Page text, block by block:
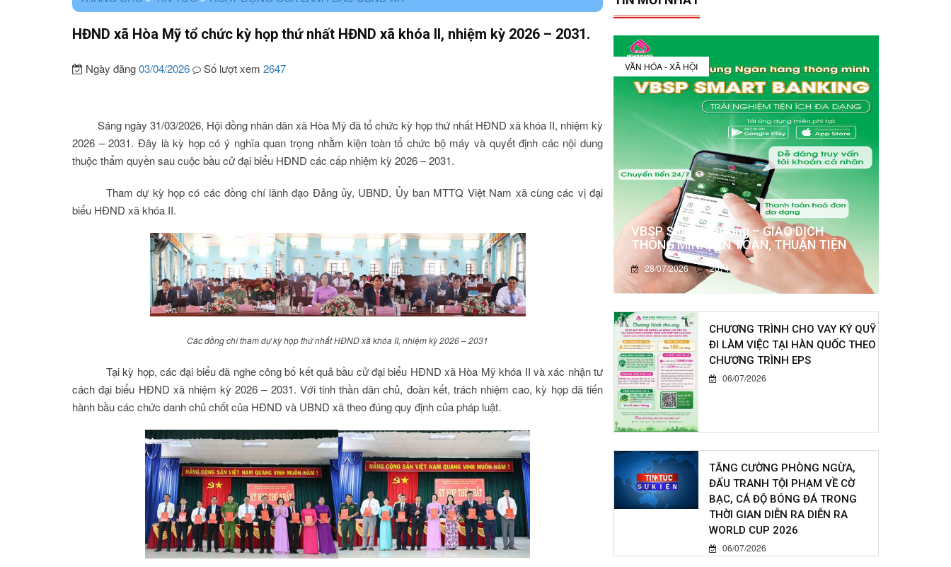
HĐND xã Hòa Mỹ tổ chức kỳ họp thứ nhất HĐND xã khóa II, nhiệm kỳ 2026 – 2031.
Ngày đăng03/04/2026 Số lượt xem 2647
Sáng ngày 31/03/2026, Hội đồng nhân dân xã Hòa Mỹ đã tổ chức kỳ họp thứ nhất HĐND xã khóa II, nhiệm kỳ
2026 – 2031. Đây là kỳ họp có ý nghĩa quan trọng nhằm kiện toàn tổ chức bộ máy và quyết định các nội dung
thuộc thẩm quyền sau cuộc bầu cử đại biểu HĐND các cấp nhiệm kỳ 2026 – 2031.
Tham dự kỳ họp có các đồng chí lãnh đạo Đảng ủy, UBND, Ủy ban MTTQ Việt Nam xã cùng các vị đại
biểu HĐND xã khóa II.
Các đồng chí tham dự kỳ họp thứ nhất HĐND xã khóa II, nhiệm kỳ 2026 – 2031
Tại kỳ họp, các đại biểu đã nghe công bố kết quả bầu cử đại biểu HĐND xã Hòa Mỹ khóa II và xác nhận tư
cách đại biểu HĐND xã nhiệm kỳ 2026 – 2031. Với tinh thần dân chủ, đoàn kết, trách nhiệm cao, kỳ họp đã tiến
hành bầu các chức danh chủ chốt của HĐND và UBND xã theo đúng quy định của pháp luật.
VĂN HÓA - XÃ HỘI
VBSP Smart Banking – GIAO DỊCH
THÔNG MINH, AN TOÀN, THUẬN TIỆN
28/07/2026 2074
CHƯƠNG TRÌNH CHO VAY KÝ QUỸ
ĐI LÀM VIỆC TẠI HÀN QUỐC THEO
CHƯƠNG TRÌNH EPS
06/07/2026
TĂNG CƯỜNG PHÒNG NGỪA,
ĐẤU TRANH TỘI PHẠM VỀ CỜ
BẠC, CÁ ĐỘ BÓNG ĐÁ TRONG
THỜI GIAN DIỄN RA DIỄN RA
WORLD CUP 2026
06/07/2026